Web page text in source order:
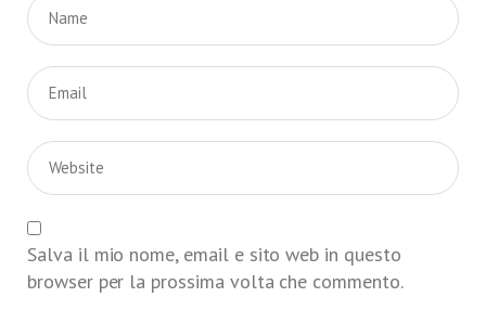
Salva il mio nome, email e sito web in questo
browser per la prossima volta che commento.